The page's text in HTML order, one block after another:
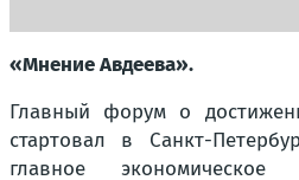
«Мнение Авдеева».
Главный форум о
стартовал в Санкт-
главное